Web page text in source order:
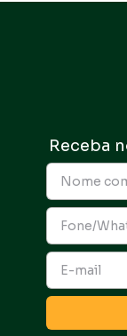
Receba